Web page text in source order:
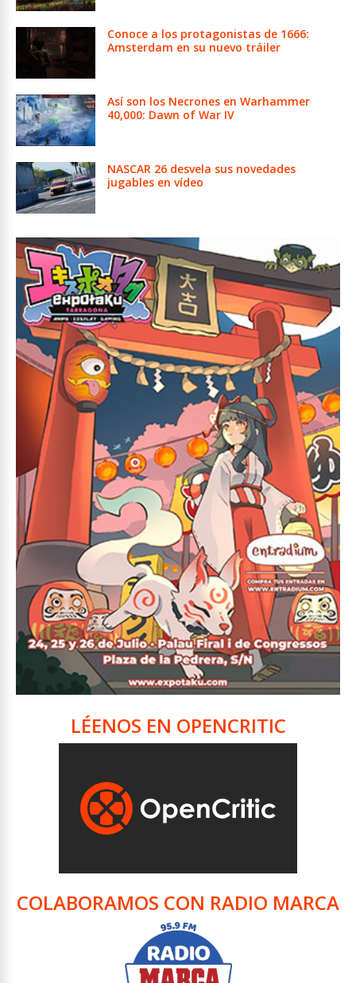
Conoce a los protagonistas de 1666:
Amsterdam en su nuevo tráiler
Así son los Necrones en Warhammer
40,000: Dawn of War IV
NASCAR 26 desvela sus novedades
jugables en vídeo
LÉENOS EN OPENCRITIC
COLABORAMOS CON RADIO MARCA